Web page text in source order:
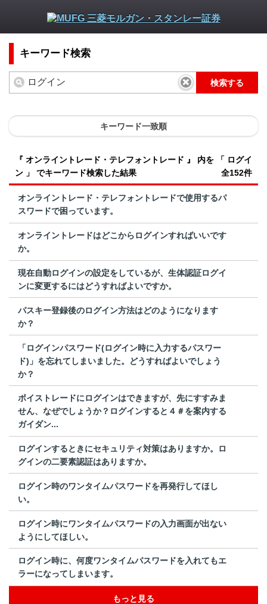
キーワード検索
検索する
キーワード一致順
『 オンライントレード・テレフォントレード 』 内を 「 ログイ
ン 」 でキーワード検索した結果
全152件
オンライントレード・テレフォントレードで使用するパ
スワードで困っています。
オンライントレードはどこからログインすればいいです
か。
現在自動ログインの設定をしているが、生体認証ログイ
ンに変更するにはどうすればよいですか。
パスキー登録後のログイン方法はどのようになります
か？
「ログインパスワード(ログイン時に入力するパスワー
ド)」を忘れてしまいました。どうすればよいでしょう
か？
ボイストレードにログインはできますが、先にすすみま
せん、なぜでしょうか？ログインすると４＃を案内する
ガイダン...
ログインするときにセキュリティ対策はありますか。ロ
グインの二要素認証はありますか。
ログイン時のワンタイムパスワードを再発行してほし
い。
ログイン時にワンタイムパスワードの入力画面が出ない
ようにしてほしい。
ログイン時に、何度ワンタイムパスワードを入れてもエ
ラーになってしまいます。
もっと見る